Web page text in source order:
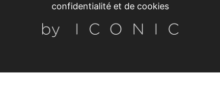
confidentialité et de cookies